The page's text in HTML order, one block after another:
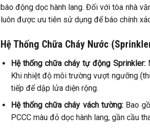
báo động dọc hành lang. Đối với tòa nhà
luôn được ưu tiên sử dụng để báo chính
Hệ Thống Chữa Cháy Nước
Hệ thống chữa cháy tự động Sprinkler:
Khi nhiệt độ môi trường vượt ngưỡng
tiếp để dập lửa diện rộng.
Hệ thống chữa cháy vách tường:Bao
PCCC màu đỏ dọc hành lang, gần cầu